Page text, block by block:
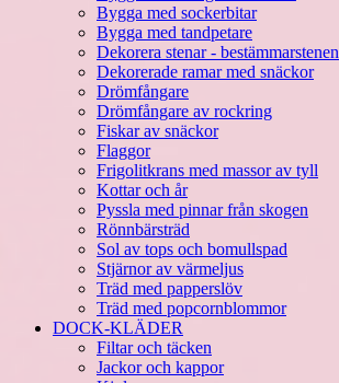
Bygga med sockerbitar
Bygga med tandpetare
Dekorera stenar - bestämmarstenen
Dekorerade ramar med snäckor
Drömfångare
Drömfångare av rockring
Fiskar av snäckor
Flaggor
Frigolitkrans med massor av tyll
Kottar och år
Pyssla med pinnar från skogen
Rönnbärsträd
Sol av tops och bomullspad
Stjärnor av värmeljus
Träd med papperslöv
Träd med popcornblommor
DOCK-KLÄDER
Filtar och täcken
Jackor och kappor